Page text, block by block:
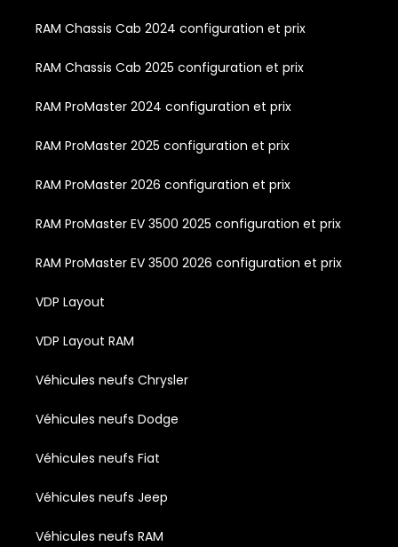
RAM Chassis Cab 2024 configuration et prix
RAM Chassis Cab 2025 configuration et prix
RAM ProMaster 2024 configuration et prix
RAM ProMaster 2025 configuration et prix
RAM ProMaster 2026 configuration et prix
RAM ProMaster EV 3500 2025 configuration et prix
RAM ProMaster EV 3500 2026 configuration et prix
VDP Layout
VDP Layout RAM
Véhicules neufs Chrysler
Véhicules neufs Dodge
Véhicules neufs Fiat
Véhicules neufs Jeep
Véhicules neufs RAM